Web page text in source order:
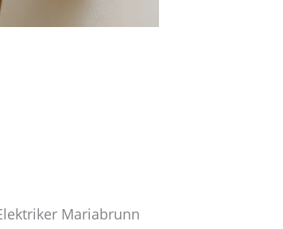
Mariabrunn